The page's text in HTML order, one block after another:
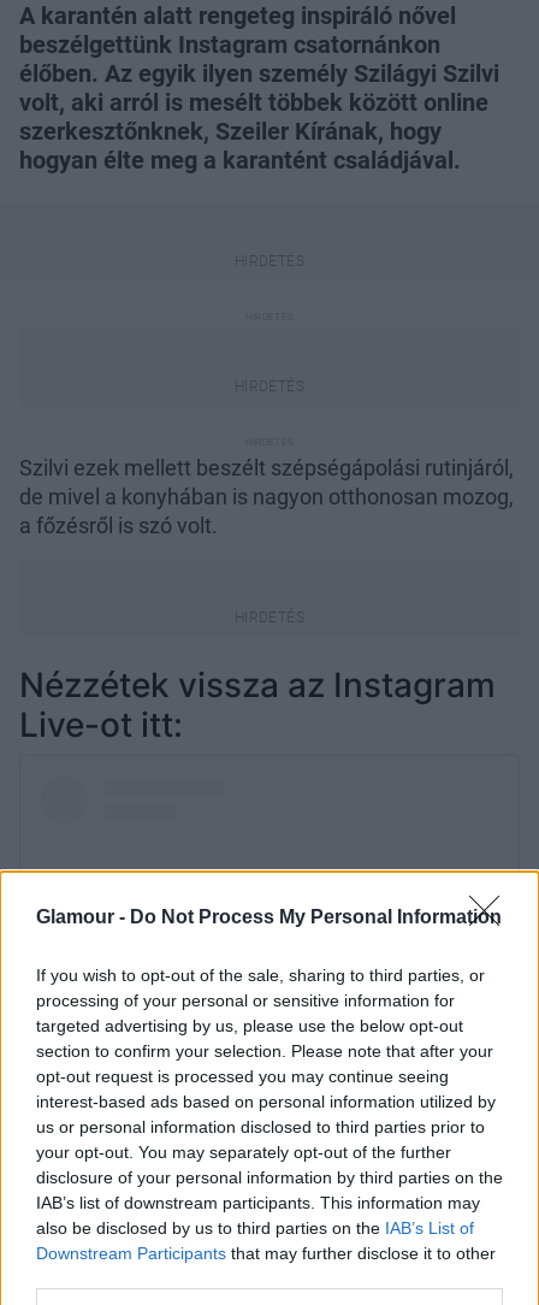
Glamour - Do Not Process My Personal Information
If you wish to opt-out of the sale, sharing to third parties, or
processing of your personal or sensitive information for
targeted advertising by us, please use the below opt-out
section to confirm your selection. Please note that after your
opt-out request is processed you may continue seeing
interest-based ads based on personal information utilized by
us or personal information disclosed to third parties prior to
your opt-out. You may separately opt-out of the further
disclosure of your personal information by third parties on the
IAB’s list of downstream participants. This information may
also be disclosed by us to third parties on the IAB’s List of
Downstream Participants that may further disclose it to other
A karantén alatt rengeteg inspiráló nővel
beszélgettünk Instagram csatornánkon
élőben. Az egyik ilyen személy Szilágyi Szilvi
volt, aki arról is mesélt többek között online
szerkesztőnknek, Szeiler Kírának, hogy
hogyan élte meg a karantént családjával.
Szilvi ezek mellett beszélt szépségápolási rutinjáról,
de mivel a konyhában is nagyon otthonosan mozog,
a főzésről is szó volt.
Nézzétek vissza az Instagram
Live-ot itt: